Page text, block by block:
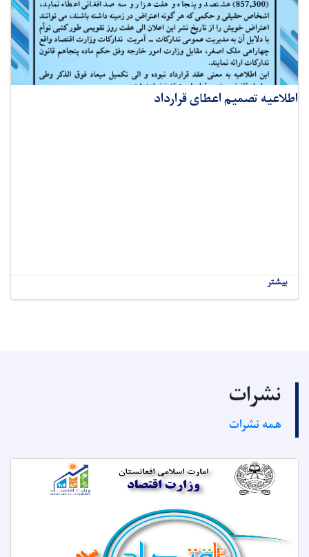
اطلاعیه تصمیم اعطای قرارداد
بیشتر
نشرات
همه نشرات